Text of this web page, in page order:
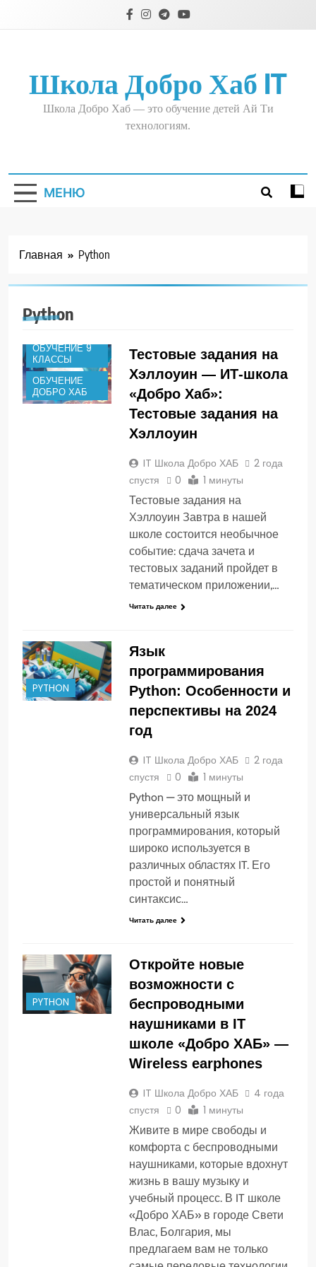
Школа Добро Хаб IT
Школа Добро Хаб — это обучение детей Ай Ти
технологиям.
МЕНЮ
Главная Python
Python
ОБУЧЕНИЕ 10-
Е КЛАССЫ
ОБУЧЕНИЕ 6-
Е КЛАССЫ
ОБУЧЕНИЕ 7-
ОБУЧЕНИЕ 8-
Е КЛАССЫ
ОБУЧЕНИЕ 9
КЛАССЫ
ОБУЧЕНИЕ
ДОБРО ХАБ
Тестовые задания на
Хэллоуин — ИТ-школа
«Добро Хаб»:
Тестовые задания на
Хэллоуин
IT Школа Добро ХАБ
2 года
спустя
0 1 минуты
Тестовые задания на
Хэллоуин Завтра в нашей
школе состоится необычное
событие: сдача зачета и
тестовых заданий пройдет в
тематическом приложении,…
Читать далее
PYTHON
Язык
программирования
Python: Особенности и
перспективы на 2024
год
IT Школа Добро ХАБ
2 года
спустя
0 1 минуты
Python — это мощный и
универсальный язык
программирования, который
широко используется в
различных областях IT. Его
простой и понятный
синтаксис…
Читать далее
PYTHON
Откройте новые
возможности с
беспроводными
наушниками в IT
школе «Добро ХАБ» —
Wireless earphones
IT Школа Добро ХАБ
4 года
спустя
0 1 минуты
Живите в мире свободы и
комфорта с беспроводными
наушниками, которые вдохнут
жизнь в вашу музыку и
учебный процесс. В IT школе
«Добро ХАБ» в городе Свети
Влас, Болгария, мы
предлагаем вам не только